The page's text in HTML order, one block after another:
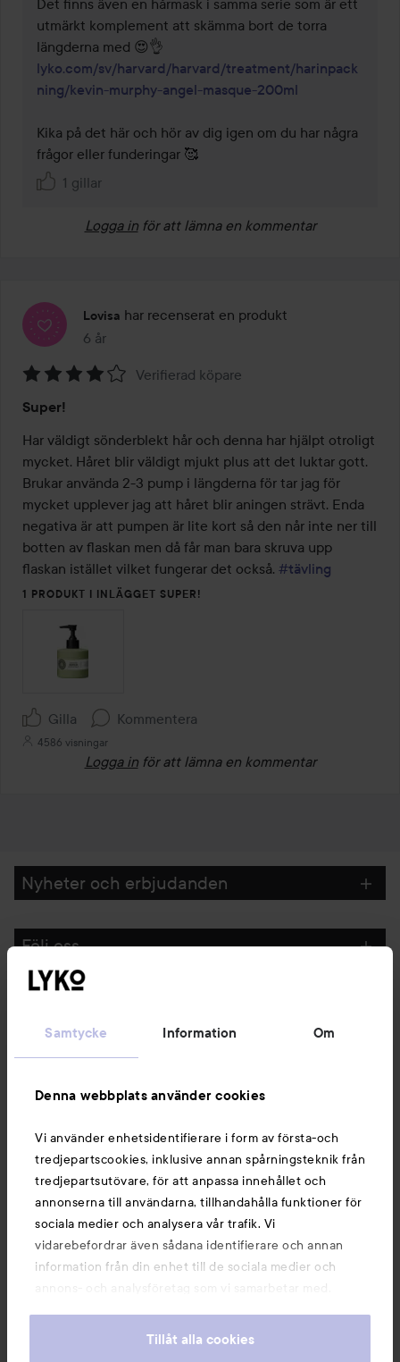
Samtycke Information Om
Denna webbplats använder cookies
Vi använder enhetsidentifierare i form av första-och
tredjepartscookies, inklusive annan spårningsteknik från
tredjepartsutövare, för att anpassa innehållet och
annonserna till användarna, tillhandahålla funktioner för
sociala medier och analysera vår trafik. Vi
vidarebefordrar även sådana identifierare och annan
information från din enhet till de sociala medier och
annons- och analysföretag som vi samarbetar med.
information som du har tillhandahållit eller som de har
Tillåt alla cookies
utmärkt komplement att skämma bort de torra
lyko.com/sv/harvard/harvard/treatment/harinpack
ning/kevin-murphy-angel-masque-200ml
Kika på det här och hör av dig igen om du har några
frågor eller funderingar 🥰
1 gillar
Logga in för att lämna en kommentar
Lovisa har recenserat en produkt
6 år
Inlägget skapades 6 år
4
av
5
Verifierad köpare
Super!
Har väldigt sönderblekt hår och denna har hjälpt otroligt
mycket. Håret blir väldigt mjukt plus att det luktar gott.
Brukar använda 2-3 pump i längderna för tar jag för
mycket upplever jag att håret blir aningen strävt. Enda
negativa är att pumpen är lite kort så den når inte ner till
botten av flaskan men då får man bara skruva upp
flaskan istället vilket fungerar det också. #tävling
1 PRODUKT I INLÄGGET SUPER!
Gilla Kommentera
4586 visningar
Logga in för att lämna en kommentar
Nyheter och erbjudanden
Följ oss
Du kanske också gillar